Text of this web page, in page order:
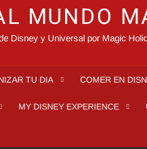
MUNDO
Disney y Universal por Magic
TU DIA COMER EN
MY DISNEY EXPERIENCE